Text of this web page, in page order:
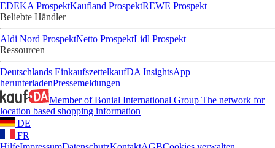
EDEKA ProspektKaufland ProspektREWE Prospekt
Beliebte Händler
Aldi Nord ProspektNetto ProspektLidl Prospekt
Ressourcen
Deutschlands EinkaufszettelkaufDA InsightsApp
herunterladenPressemeldungen
Member of Bonial International Group The network for
location based shopping information
DE
FR